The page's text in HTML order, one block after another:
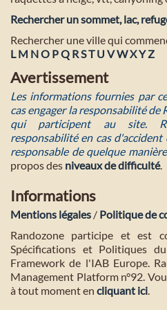
Rechercher un sommet, lac,
Rechercher une ville qui
L M NO PQ RST U VWXYZ
Avertissement
Les informations fournies par
cas engager la responsabilité de
qui participent au site.
responsabilité en cas
responsable de quelque
propos des niveaux de difficulté.
Informations
Mentions légales / Politique de
Randozone participe et est
Spécifications et Politiques
Framework de l'IAB Europe.
Management Platform n°92.
à tout moment en cliquant ici.